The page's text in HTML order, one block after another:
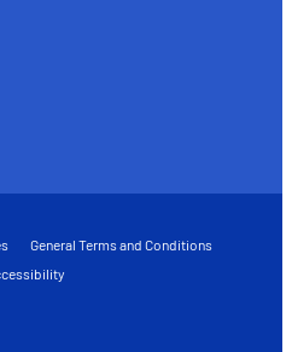
General Terms and Conditions